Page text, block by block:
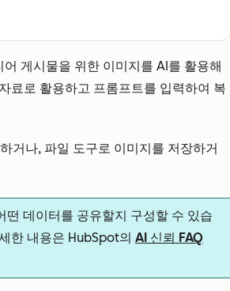
게시물을 위한 이미지를 AI를 활용해
료로 활용하고 프롬프트를 입력하여 복
거나, 파일 도구로 이미지를 저장하거
떤 데이터를 공유할지 구성할 수 있습
한 내용은 HubSpot의 AI 신뢰 FAQ